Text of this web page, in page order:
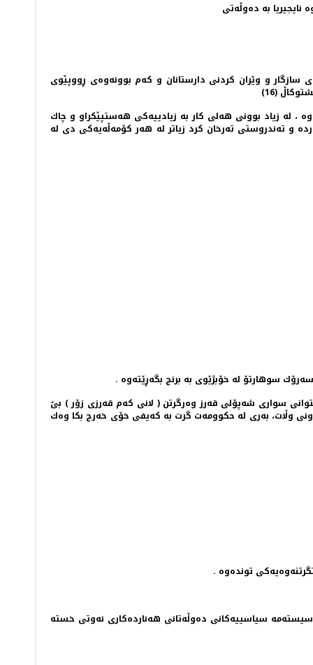
و وێران كردنی دارستانان و كه‌م بوونه‌وه‌ی ڕووپێوی
(16)
له‌ زیاد بوونی هه‌لی كار به‌ زیادییه‌كی هه‌ستپێكراو و چاك
و ته‌ندروستی ته‌رخان كرد زیاتر له‌ هه‌ر كۆمه‌ڵه‌یه‌كی دی له‌
سوهارتۆ له‌‌ خۆبژێوی به‌‌ برنج بگه‌ڕێته‌وه‌ .
ڕاسته‌وخۆ دوای خرۆشانی 1973 ی نه‌وت، ئه‌وه‌ بوو وڵاته‌كه‌ نه‌یتوانی سواری شه‌پۆلی قه‌رز وه‌رگرتن ( لانی كه‌م قه‌رزی زۆر ) بێ
وڵات، به‌ری له‌ حكوومه‌ت گرت به‌ كه‌یفی خۆی خه‌رج بكا وه‌ك
تونده‌وه‌ .
سیاسییه‌كانی ده‌وڵه‌تانی هه‌نارده‌كاری نه‌وتی خسته‌